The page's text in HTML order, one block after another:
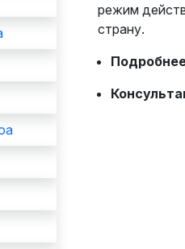
режим
страну.